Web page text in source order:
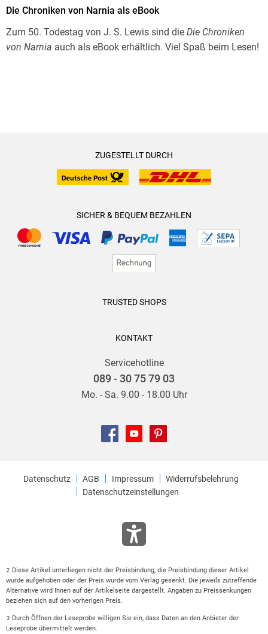
Die Chroniken von Narnia als eBook
Zum 50. Todestag von J. S. Lewis sind die Die Chroniken
von Narnia auch als eBook erhältlich. Viel Spaß beim Lesen!
ZUGESTELLT DURCH
SICHER & BEQUEM BEZAHLEN
TRUSTED SHOPS
KONTAKT
Servicehotline
089 - 30 75 79 03
Mo. - Sa. 9.00 - 18.00 Uhr
Datenschutz AGB Impressum
Widerrufsbelehrung
Datenschutzeinstellungen
2 Diese Artikel unterliegen nicht der Preisbindung, die Preisbindung dieser Artikel
wurde aufgehoben oder der Preis wurde vom Verlag gesenkt. Die jeweils zutreffende
Alternative wird Ihnen auf der Artikelseite dargestellt. Angaben zu Preissenkungen
beziehen sich auf den vorherigen Preis.
3 Durch Öffnen der Leseprobe willigen Sie ein, dass Daten an den Anbieter der
Leseprobe übermittelt werden.